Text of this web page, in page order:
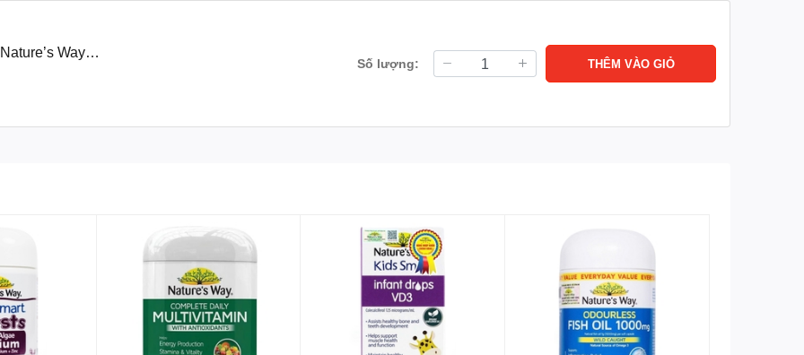
Way bổ sung đến 19 loại vitamin, khoáng chất và chất chống oxy hóa thiết yếu cho cơ thể. Qua đó, giúp lấp đầy khoảng
hỗ trợ tăng cường sức khỏe và hệ miễn dịch cho cơ thể.
không khoa học, thiếu chất khiến cơ thể mệt mỏi, suy nhược; mới ốm dậy…Tiết kiệm hơn
Way
Số lượng: THÊM VÀO GIỎ